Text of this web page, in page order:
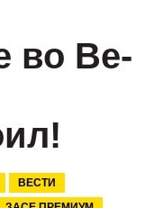
во Be-
ВЕСТИ